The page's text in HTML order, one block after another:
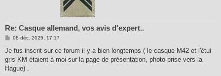
Re: Casque allemand, vos avis d'expert..
M
s
a
g
e
08 déc. 2025, 17:17
Je fus inscrit sur ce forum il y a bien longtemps ( le casque M42 et l'étui
gris KM étaient à moi sur la page de présentation, photo prise vers la
Hague) .